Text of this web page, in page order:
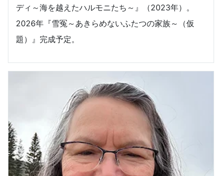
ディ～海を越えたハルモニたち～』（2023年）。
2026年『雪冤～あきらめないふたつの家族～（仮
題）』完成予定。